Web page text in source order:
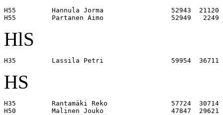
H55         Hannula Jorma                 52943  21120
HlS
HS
H35         Rantamäki Reko                57724  30714
H50         Malinen Jouko                 47847  29621